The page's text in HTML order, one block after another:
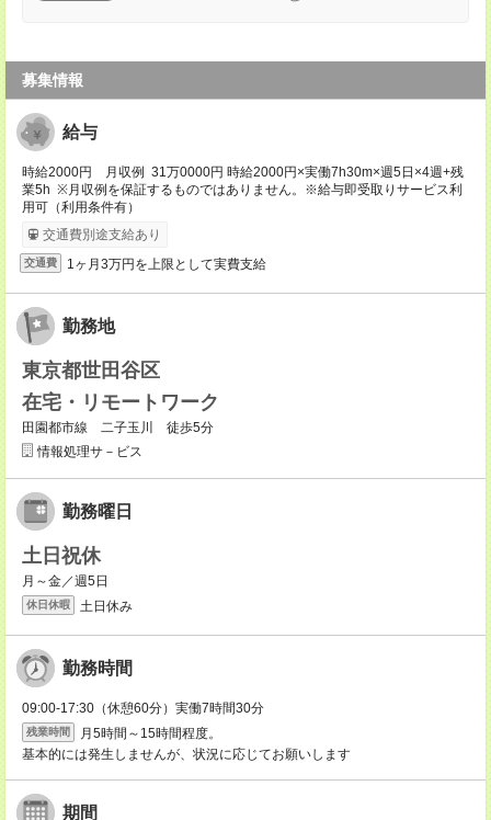
募集情報
給与
時給2000円 月収例 31万0000円 時給2000円×実働7h30m×週5日×4週+残
業5h ※月収例を保証するものではありません。※給与即受取りサービス利
用可（利用条件有）
交通費別途支給あり
交通費 1ヶ月3万円を上限として実費支給
勤務地
東京都世田谷区
在宅・リモートワーク
田園都市線 二子玉川 徒歩5分
情報処理サ－ビス
勤務曜日
土日祝休
月～金／週5日
休日休暇 土日休み
勤務時間
09:00-17:30（休憩60分）実働7時間30分
残業時間
月5時間～15時間程度。
基本的には発生しませんが、状況に応じてお願いします
期間